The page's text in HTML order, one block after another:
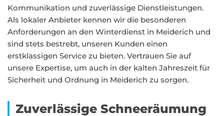
Kommunikation und zuverlässige Dienstleistungen.
Als lokaler Anbieter kennen wir die besonderen
Anforderungen an den Winterdienst in Meiderich und
sind stets bestrebt, unseren Kunden einen
erstklassigen Service zu bieten. Vertrauen Sie auf
unsere Expertise, um auch in der kalten Jahreszeit für
Sicherheit und Ordnung in Meiderich zu sorgen.
Zuverlässige Schneeräumung